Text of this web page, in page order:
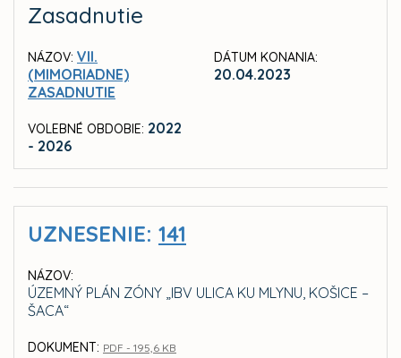
Zasadnutie
NÁZOV: VII.
(MIMORIADNE)
ZASADNUTIE
VOLEBNÉ OBDOBIE: 2022
- 2026
DÁTUM KONANIA:
20.04.2023
UZNESENIE: 141
NÁZOV:
ÚZEMNÝ PLÁN ZÓNY „IBV ULICA KU MLYNU, KOŠICE –
ŠACA“
DOKUMENT: PDF - 195,6 KB